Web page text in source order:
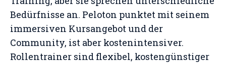
Bedürfnisse an. Peloton punktet mit seinem
immersiven Kursangebot und der
Community, ist aber kostenintensiver.
Rollentrainer sind flexibel, kostengünstiger